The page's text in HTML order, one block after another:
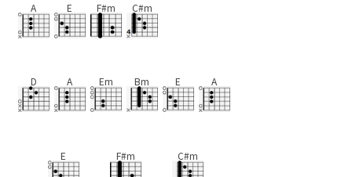
A E F#m C#m
D A Em Bm E A
E F#m C#m